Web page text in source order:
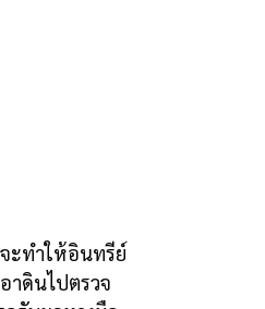
ะทำให้อินทรีย์
าดินไปตรวจ